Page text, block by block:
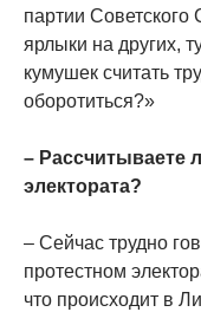
партии Советского
ярлыки на других,
кумушек считать
оборотиться?»
– Рассчитываете
электората?
– Сейчас трудно
протестном
что происходит в